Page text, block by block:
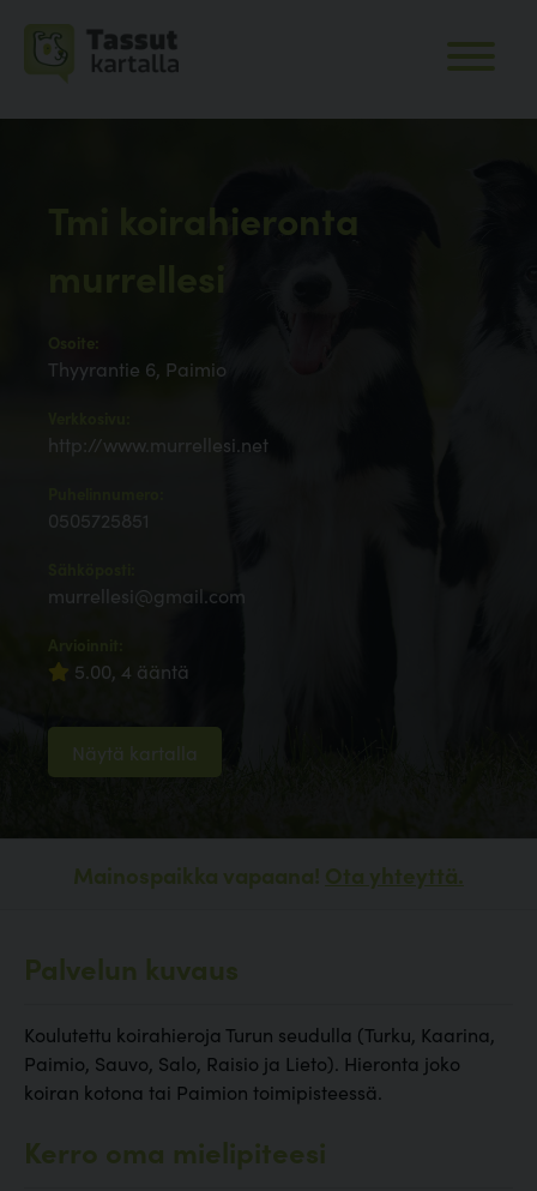
Tmi koirahieronta
Osoite:
Thyyrantie 6, Paimio
http://www.murrellesi.net
0505725851
murrellesi@gmail.com
5.00, 4 ääntä
Näytä kartalla
Mainospaikka vapaana! Ota yhteyttä.
Palvelun kuvaus
Koulutettu koirahieroja Turun seudulla (Turku, Kaarina,
Paimio, Sauvo, Salo, Raisio ja Lieto). Hieronta joko
koiran kotona tai Paimion toimipisteessä.
Kerro oma mielipiteesi